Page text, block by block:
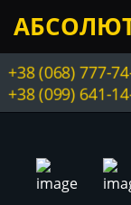
+38 (068) 777-
+38 (099) 641-